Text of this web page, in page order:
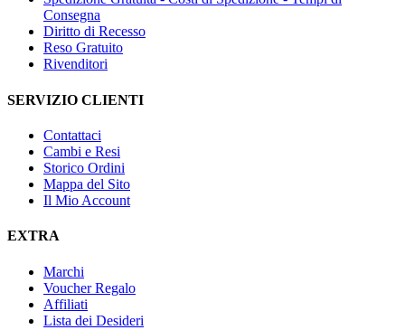
Consegna
Diritto di Recesso
Reso Gratuito
Rivenditori
SERVIZIO CLIENTI
Contattaci
Cambi e Resi
Storico Ordini
Mappa del Sito
Il Mio Account
EXTRA
Marchi
Voucher Regalo
Affiliati
Lista dei Desideri